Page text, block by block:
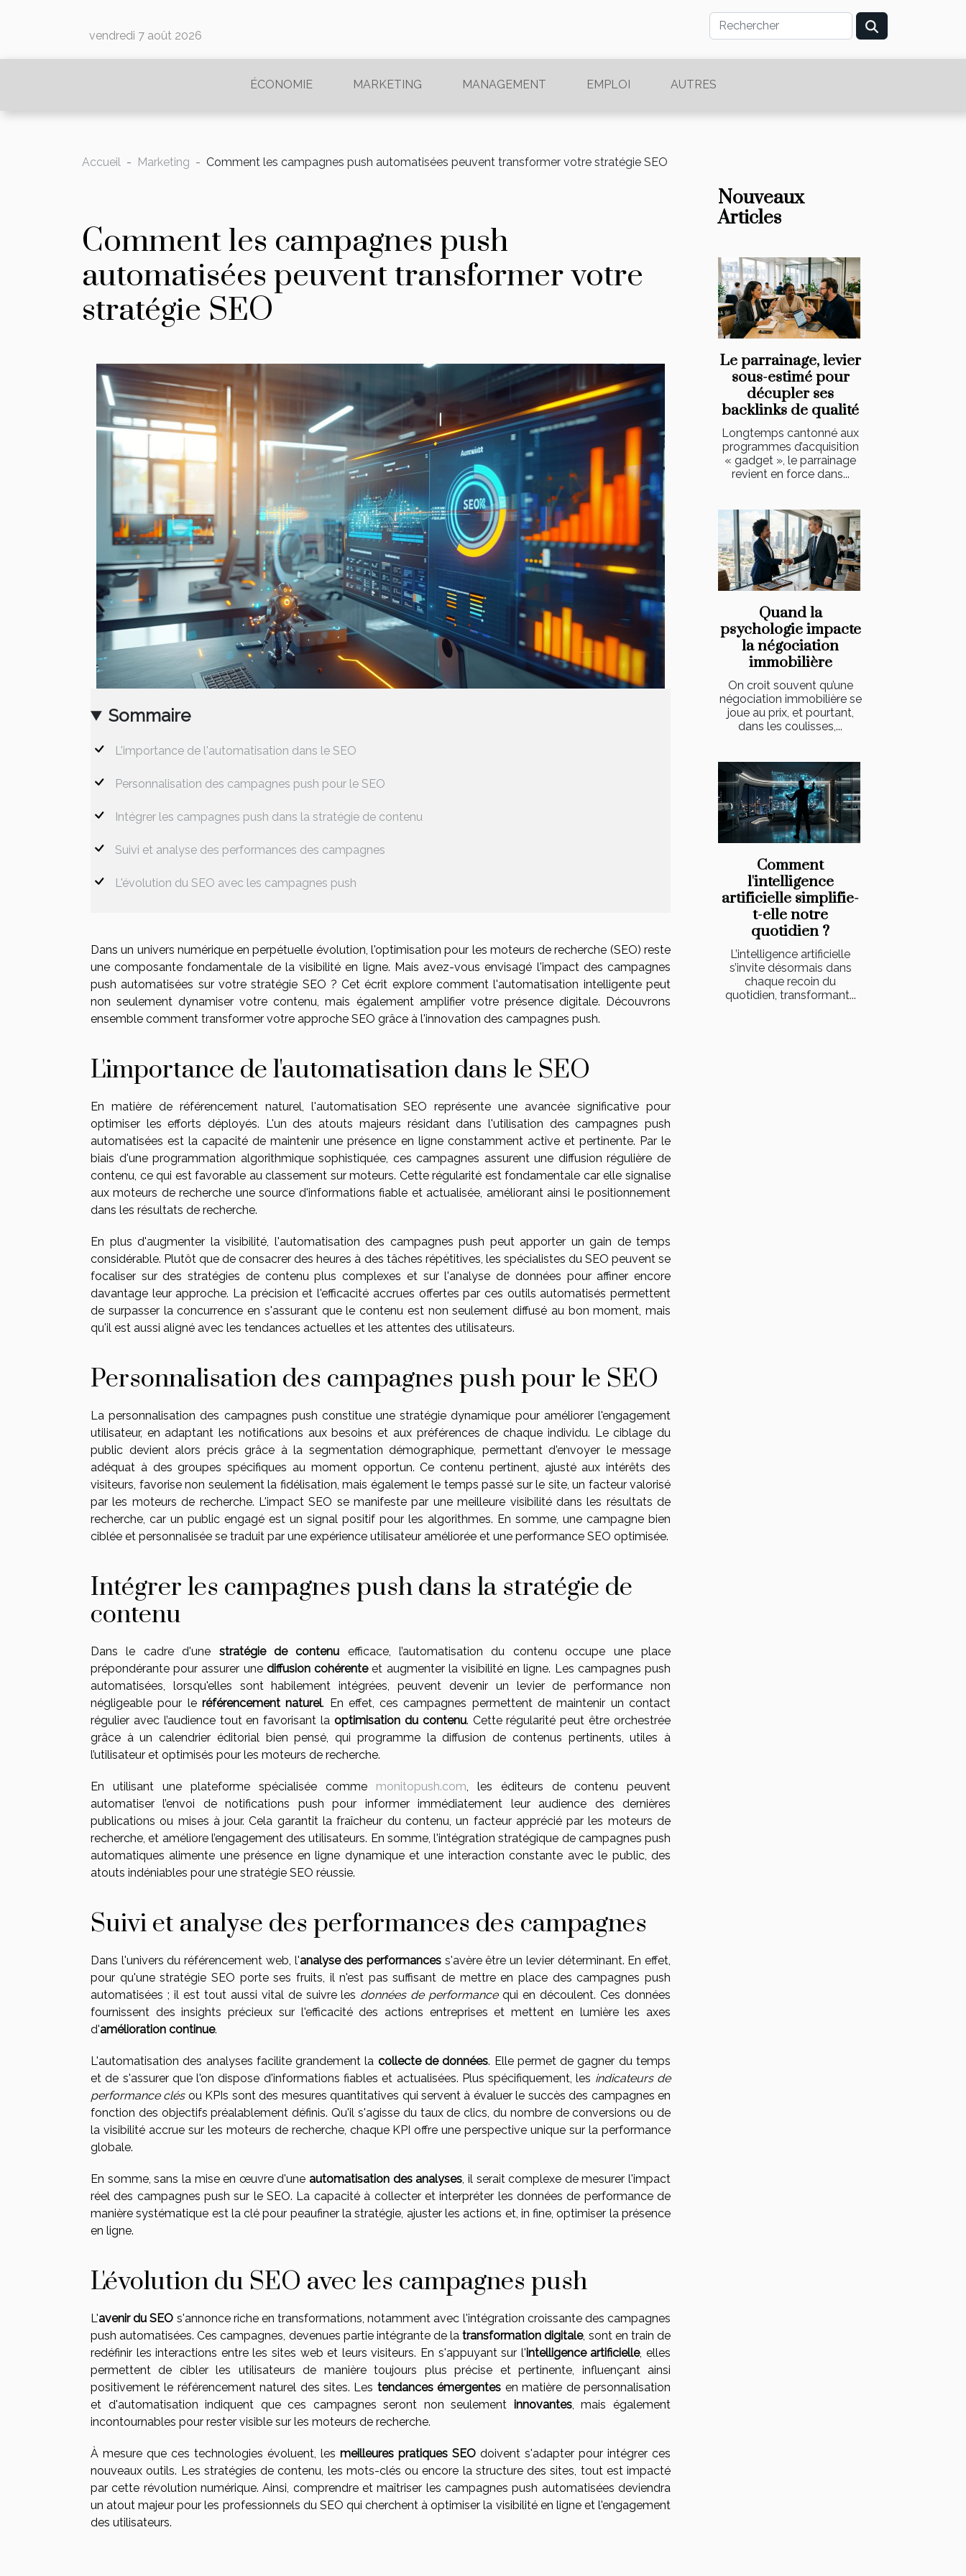
vendredi 7 août 2026
ÉCONOMIE MARKETING MANAGEMENT EMPLOI AUTRES
Accueil Marketing Comment les campagnes push automatisées peuvent transformer votre stratégie SEO
Comment les campagnes push
automatisées peuvent transformer votre
stratégie SEO
Sommaire
L'importance de l'automatisation dans le SEO
Personnalisation des campagnes push pour le SEO
Intégrer les campagnes push dans la stratégie de contenu
Suivi et analyse des performances des campagnes
L'évolution du SEO avec les campagnes push
Dans un univers numérique en perpétuelle évolution, l'optimisation pour les moteurs de recherche (SEO) reste
une composante fondamentale de la visibilité en ligne. Mais avez-vous envisagé l'impact des campagnes
push automatisées sur votre stratégie SEO ? Cet écrit explore comment l'automatisation intelligente peut
non seulement dynamiser votre contenu, mais également amplifier votre présence digitale. Découvrons
ensemble comment transformer votre approche SEO grâce à l'innovation des campagnes push.
L'importance de l'automatisation dans le SEO
En matière de référencement naturel, l'automatisation SEO représente une avancée significative pour
optimiser les efforts déployés. L'un des atouts majeurs résidant dans l'utilisation des campagnes push
automatisées est la capacité de maintenir une présence en ligne constamment active et pertinente. Par le
biais d'une programmation algorithmique sophistiquée, ces campagnes assurent une diffusion régulière de
contenu, ce qui est favorable au classement sur moteurs. Cette régularité est fondamentale car elle signalise
aux moteurs de recherche une source d'informations fiable et actualisée, améliorant ainsi le positionnement
dans les résultats de recherche.
En plus d'augmenter la visibilité, l'automatisation des campagnes push peut apporter un gain de temps
considérable. Plutôt que de consacrer des heures à des tâches répétitives, les spécialistes du SEO peuvent se
focaliser sur des stratégies de contenu plus complexes et sur l'analyse de données pour affiner encore
davantage leur approche. La précision et l'efficacité accrues offertes par ces outils automatisés permettent
de surpasser la concurrence en s'assurant que le contenu est non seulement diffusé au bon moment, mais
qu'il est aussi aligné avec les tendances actuelles et les attentes des utilisateurs.
Personnalisation des campagnes push pour le SEO
La personnalisation des campagnes push constitue une stratégie dynamique pour améliorer l'engagement
utilisateur, en adaptant les notifications aux besoins et aux préférences de chaque individu. Le ciblage du
public devient alors précis grâce à la segmentation démographique, permettant d'envoyer le message
adéquat à des groupes spécifiques au moment opportun. Ce contenu pertinent, ajusté aux intérêts des
visiteurs, favorise non seulement la fidélisation, mais également le temps passé sur le site, un facteur valorisé
par les moteurs de recherche. L'impact SEO se manifeste par une meilleure visibilité dans les résultats de
recherche, car un public engagé est un signal positif pour les algorithmes. En somme, une campagne bien
ciblée et personnalisée se traduit par une expérience utilisateur améliorée et une performance SEO optimisée.
Intégrer les campagnes push dans la stratégie de
contenu
Dans le cadre d'une stratégie de contenu efficace, l’automatisation du contenu occupe une place
prépondérante pour assurer une diffusion cohérenteet augmenter la visibilité en ligne. Les campagnes push
automatisées, lorsqu'elles sont habilement intégrées, peuvent devenir un levier de performance non
négligeable pour le référencement naturel. En effet, ces campagnes permettent de maintenir un contact
régulier avec l’audience tout en favorisant la optimisation du contenu. Cette régularité peut être orchestrée
grâce à un calendrier éditorial bien pensé, qui programme la diffusion de contenus pertinents, utiles à
l’utilisateur et optimisés pour les moteurs de recherche.
En utilisant une plateforme spécialisée comme monitopush.com, les éditeurs de contenu peuvent
automatiser l’envoi de notifications push pour informer immédiatement leur audience des dernières
publications ou mises à jour. Cela garantit la fraîcheur du contenu, un facteur apprécié par les moteurs de
recherche, et améliore l’engagement des utilisateurs. En somme, l'intégration stratégique de campagnes push
automatiques alimente une présence en ligne dynamique et une interaction constante avec le public, des
atouts indéniables pour une stratégie SEO réussie.
Suivi et analyse des performances des campagnes
Dans l'univers du référencement web, l'analyse des performances s'avère être un levier déterminant. En effet,
pour qu'une stratégie SEO porte ses fruits, il n'est pas suffisant de mettre en place des campagnes push
automatisées ; il est tout aussi vital de suivre les données de performancequi en découlent. Ces données
fournissent des insights précieux sur l'efficacité des actions entreprises et mettent en lumière les axes
d'amélioration continue.
L'automatisation des analyses facilite grandement la collecte de données. Elle permet de gagner du temps
et de s'assurer que l'on dispose d'informations fiables et actualisées. Plus spécifiquement, les indicateurs de
performance clésou KPIs sont des mesures quantitatives qui servent à évaluer le succès des campagnes en
fonction des objectifs préalablement définis. Qu'il s'agisse du taux de clics, du nombre de conversions ou de
la visibilité accrue sur les moteurs de recherche, chaque KPI offre une perspective unique sur la performance
globale.
En somme, sans la mise en œuvre d'une automatisation des analyses, il serait complexe de mesurer l'impact
réel des campagnes push sur le SEO. La capacité à collecter et interpréter les données de performance de
manière systématique est la clé pour peaufiner la stratégie, ajuster les actions et, in fine, optimiser la présence
en ligne.
L'évolution du SEO avec les campagnes push
L'avenir du SEO s'annonce riche en transformations, notamment avec l'intégration croissante des campagnes
push automatisées. Ces campagnes, devenues partie intégrante de latransformation digitale, sont en train de
redéfinir les interactions entre les sites web et leurs visiteurs. En s'appuyant sur l'intelligence artificielle, elles
permettent de cibler les utilisateurs de manière toujours plus précise et pertinente, influençant ainsi
positivement le référencement naturel des sites. Les tendances émergentes en matière de personnalisation
et d'automatisation indiquent que ces campagnes seront non seulement innovantes, mais également
incontournables pour rester visible sur les moteurs de recherche.
À mesure que ces technologies évoluent, les meilleures pratiques SEO doivent s'adapter pour intégrer ces
nouveaux outils. Les stratégies de contenu, les mots-clés ou encore la structure des sites, tout est impacté
par cette révolution numérique. Ainsi, comprendre et maîtriser les campagnes push automatisées deviendra
un atout majeur pour les professionnels du SEO qui cherchent à optimiser la visibilité en ligne et l'engagement
des utilisateurs.
Nouveaux
Articles
Le parrainage, levier
sous-estimé pour
décupler ses
backlinks de qualité
Longtemps cantonné aux
programmes d’acquisition
« gadget », le parrainage
revient en force dans...
Quand la
psychologie impacte
la négociation
immobilière
On croit souvent qu’une
négociation immobilière se
joue au prix, et pourtant,
dans les coulisses,...
Comment
l'intelligence
artificielle simplifie-
t-elle notre
quotidien ?
L’intelligence artificielle
s’invite désormais dans
chaque recoin du
quotidien, transformant...